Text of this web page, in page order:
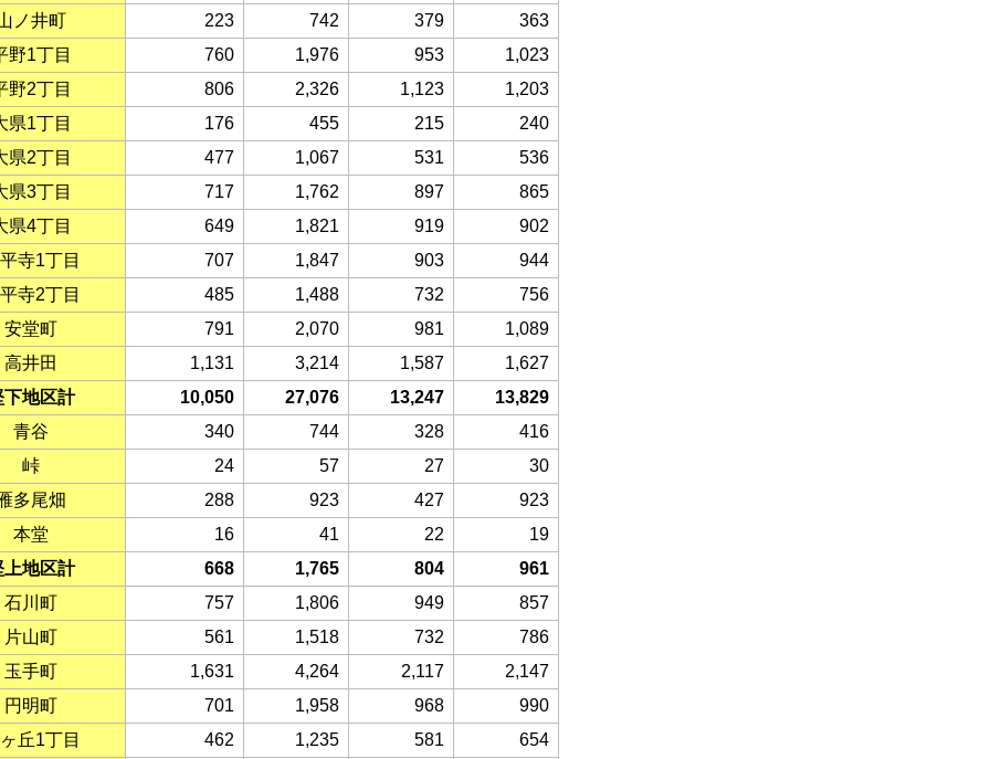
ノ井町
223 742 379
363
野1丁目
760 1,976 953
1,023
野2丁目
806 2,326 1,123
1,203
県1丁目
176 455 215
240
県2丁目
477 1,067 531
536
県3丁目
717 1,762 897
865
県4丁目
649 1,821 919
902
寺1丁目
707 1,847 903
944
寺2丁目
485 1,488 732
756
安堂町
791 2,070 981
1,089
高井田
1,131 3,214 1,587
1,627
下地区計
10,050 27,076 13,247
13,829
青谷
340 744 328
416
峠
24 57 27
30
多尾畑
288 923 427
923
本堂
16 41 22
19
上地区計
668 1,765 804
961
石川町
757 1,806 949
857
片山町
561 1,518 732
786
玉手町
1,631 4,264 2,117
2,147
円明町
701 1,958 968
990
丘1丁目
462 1,235 581
654